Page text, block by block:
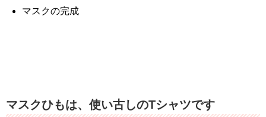
マスクの完成
マスクひもは、使い古しのTシャツです